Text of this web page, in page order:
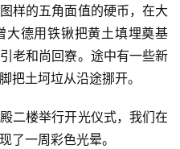
样的五角面值的硬币，在大
大德用铁锹把黄土填埋奠基
老和尚回寮。途中有一些新
把土坷垃从沿途挪开。
二楼举行开光仪式，我们在
了一周彩色光晕。